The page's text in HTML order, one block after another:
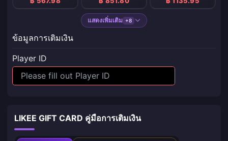
แสดงเพิ่มเติม +8
ข้อมูลการเติมเงิน
Player ID
LIKEE GIFT CARD คู่มือการเติมเงิน